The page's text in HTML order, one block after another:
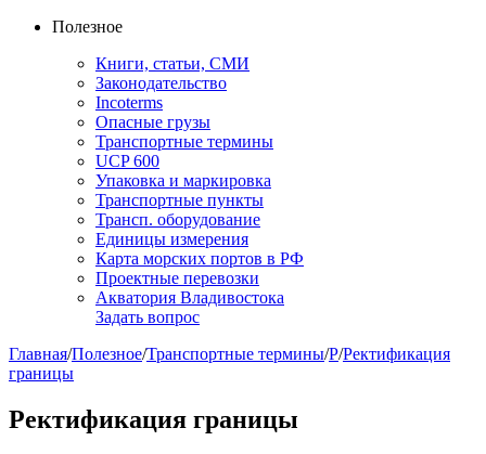
Полезное
Книги, статьи, СМИ
Законодательство
Incoterms
Опасные грузы
Транспортные термины
UCP 600
Упаковка и маркировка
Транспортные пункты
Трансп. оборудование
Единицы измерения
Карта морских портов в РФ
Проектные перевозки
Акватория Владивостока
Задать вопрос
Главная/Полезное/Транспортные термины/Р/Ректификация
границы
Ректификация границы